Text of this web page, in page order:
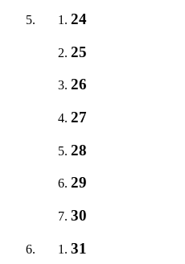
24
25
26
27
28
29
30
31